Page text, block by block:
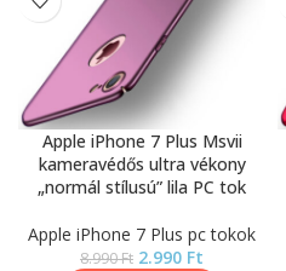
Apple iPhone 7 Plus Msvii
kameravédős ultra vékony
„normál stílusú” lila PC tok
Apple iPhone 7 Plus pc tokok
8.990Ft 2.990 Ft